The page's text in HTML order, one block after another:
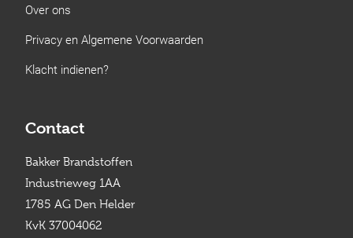
Over ons
Privacy en Algemene Voorwaarden
Klacht indienen?
Contact
Bakker Brandstoffen
Industrieweg 1AA
1785 AG Den Helder
KvK 37004062